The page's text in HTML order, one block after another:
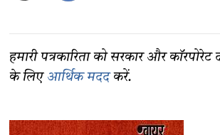
हमारी पत्रकारिता को सरकार और
के लिए आर्थिक मददकरें.